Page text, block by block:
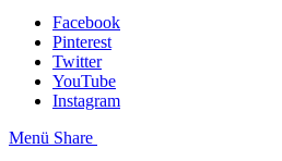
Facebook
Pinterest
Twitter
YouTube
Instagram
Menü Share